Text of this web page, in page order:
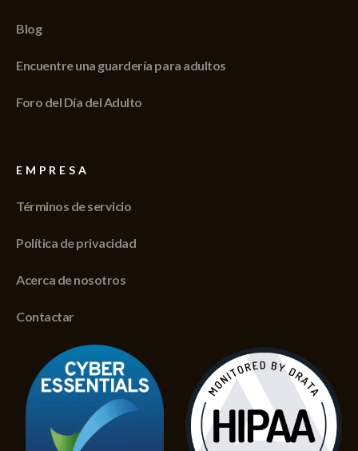
Blog
Encuentre una guardería para adultos
Foro del Día del Adulto
EMPRESA
Términos de servicio
Política de privacidad
Acerca de nosotros
Contactar